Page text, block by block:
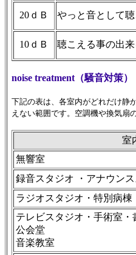
20ｄＢ やっと音として
10ｄＢ 聴こえる事の出
noise treatment（騒音対策）
下記の表は、各室内がどれだけ静
えない範囲です。空調機や換気扇
室
無響室
録音スタジオ ・アナウン
ラジオスタジオ・特別病棟
テレビスタジオ・手術室・
公会堂
音楽教室